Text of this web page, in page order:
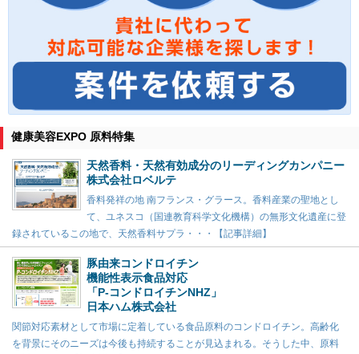
健康美容EXPO 原料特集
天然香料・天然有効成分のリーディングカンパニー
株式会社ロベルテ
香料発祥の地 南フランス・グラース。香料産業の聖地とし
て、ユネスコ（国連教育科学文化機構）の無形文化遺産に登
録されているこの地で、天然香料サプラ・・・【記事詳細】
豚由来コンドロイチン
機能性表示食品対応
「P-コンドロイチンNHZ」
日本ハム株式会社
関節対応素材として市場に定着している食品原料のコンドロイチン。高齢化
を背景にそのニーズは今後も持続することが見込まれる。そうした中、原料